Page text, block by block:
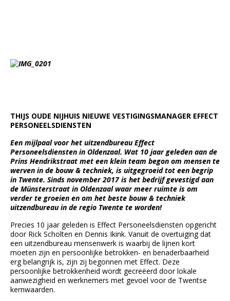
THIJS OUDE NIJHUIS NIEUWE VESTIGINGSMANAGER EFFECT
PERSONEELSDIENSTEN
Een mijlpaal voor het uitzendbureau Effect
Personeelsdiensten in Oldenzaal. Wat 10 jaar geleden aan de
Prins Hendrikstraat met een klein team begon om mensen te
werven in de bouw & techniek, is uitgegroeid tot een begrip
in Twente. Sinds november 2017 is het bedrijf gevestigd aan
de Münsterstraat in Oldenzaal waar meer ruimte is om
verder te groeien en om het beste bouw & techniek
uitzendbureau in de regio Twente te worden!
Precies 10 jaar geleden is Effect Personeelsdiensten opgericht
door Rick Scholten en Dennis Ikink. Vanuit de overtuiging dat
een uitzendbureau mensenwerk is waarbij de lijnen kort
moeten zijn en persoonlijke betrokken- en benaderbaarheid
erg belangrijk is, zijn zij begonnen met Effect. Deze
persoonlijke betrokkenheid wordt gecreëerd door lokale
aanwezigheid en werknemers met gevoel voor de Twentse
kernwaarden.